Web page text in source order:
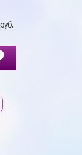
руб.